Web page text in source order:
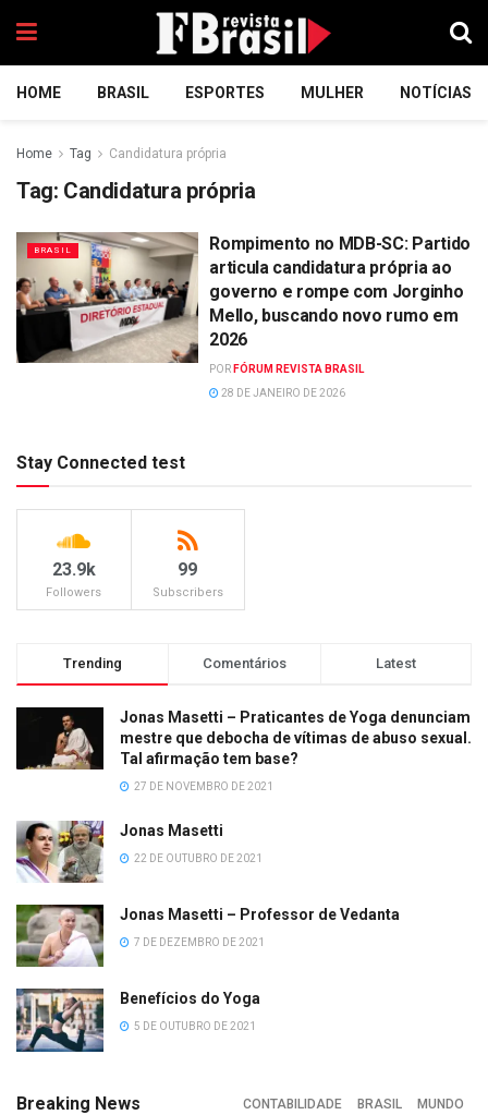
HOME BRASIL ESPORTES MULHER NOTÍCIAS
Home Tag Candidatura própria
Tag: Candidatura própria
BRASIL
Rompimento no MDB-SC: Partido
articula candidatura própria ao
governo e rompe com Jorginho
Mello, buscando novo rumo em
2026
POR FÓRUM REVISTA BRASIL
28 DE JANEIRO DE 2026
Stay Connected test
23.9k
Followers
99
Subscribers
Trending Comentários Latest
Jonas Masetti – Praticantes de Yoga denunciam
mestre que debocha de vítimas de abuso sexual.
Tal afirmação tem base?
27 DE NOVEMBRO DE 2021
Jonas Masetti
22 DE OUTUBRO DE 2021
Jonas Masetti – Professor de Vedanta
7 DE DEZEMBRO DE 2021
Benefícios do Yoga
5 DE OUTUBRO DE 2021
Breaking News CONTABILIDADE BRASIL MUNDO